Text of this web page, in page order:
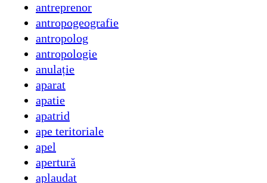
antreprenor
antropogeografie
antropolog
antropologie
anulație
aparat
apatie
apatrid
ape teritoriale
apel
apertură
aplaudat